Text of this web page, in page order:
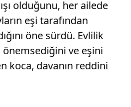
olduğunu, her ailede
eşi tarafından
öne sürdü. Evlilik
önemsediğini ve eşini
koca, davanın reddini